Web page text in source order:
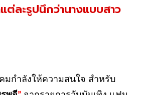
ต่ละรูปนึกว่านางแบบสาว
มกำลังให้ความสนใจ สำหรับ